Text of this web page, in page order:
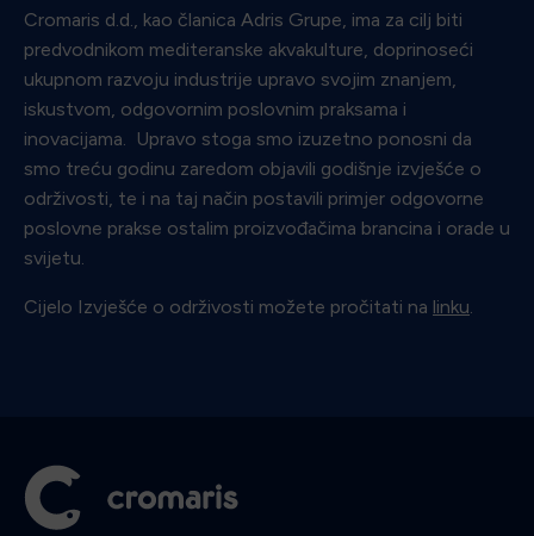
Cromaris d.d., kao članica Adris Grupe, ima za cilj biti
predvodnikom mediteranske akvakulture, doprinoseći
ukupnom razvoju industrije upravo svojim znanjem,
iskustvom, odgovornim poslovnim praksama i
inovacijama. Upravo stoga smo izuzetno ponosni da
smo treću godinu zaredom objavili godišnje izvješće o
održivosti, te i na taj način postavili primjer odgovorne
poslovne prakse ostalim proizvođačima brancina i orade u
svijetu.
Cijelo Izvješće o održivosti možete pročitati na linku